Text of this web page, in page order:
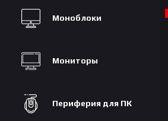
Моноблоки
Мониторы
Периферия для ПК